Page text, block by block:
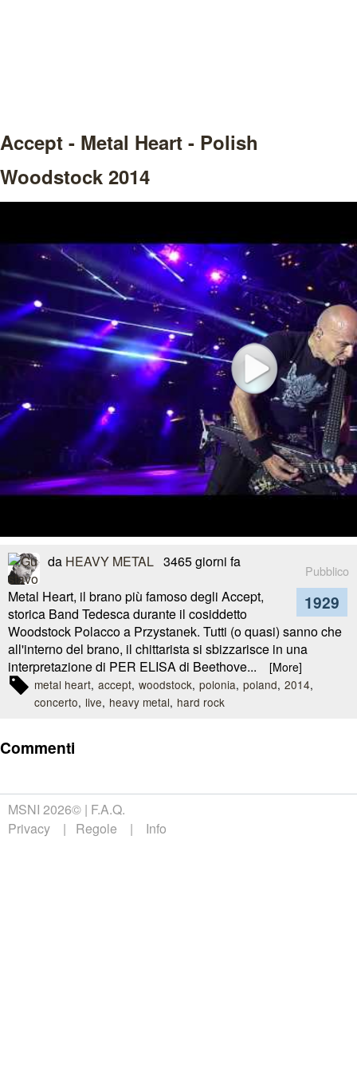
Accept - Metal Heart - Polish
Woodstock 2014
da HEAVY METAL 3465 giorni fa
Pubblico
1929
Metal Heart, il brano più famoso degli Accept,
storica Band Tedesca durante il cosiddetto
Woodstock Polacco a Przystanek. Tutti (o quasi) sanno che
all'interno del brano, il chittarista si sbizzarisce in una
interpretazione di PER ELISA di Beethove... [More]
metal heart accept woodstock polonia poland 2014
concerto live heavy metal hard rock
Commenti
MSNI 2026© F.A.Q.
Privacy
Regole Info